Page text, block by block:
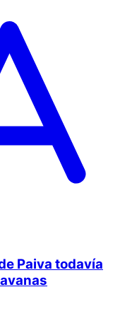
Paiva todavía